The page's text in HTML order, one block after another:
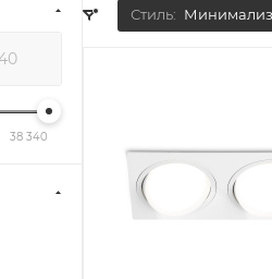
Стиль:
38 340